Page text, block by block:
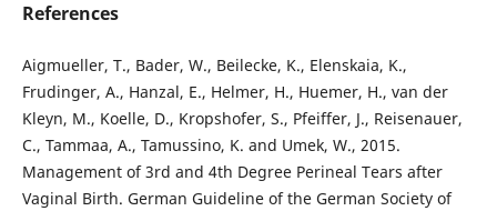
References
Aigmueller, T., Bader, W., Beilecke, K., Elenskaia, K.,
Frudinger, A., Hanzal, E., Helmer, H., Huemer, H., van der
Kleyn, M., Koelle, D., Kropshofer, S., Pfeiffer, J., Reisenauer,
C., Tammaa, A., Tamussino, K. and Umek, W., 2015.
Management of 3rd and 4th Degree Perineal Tears after
Vaginal Birth. German Guideline of the German Society of